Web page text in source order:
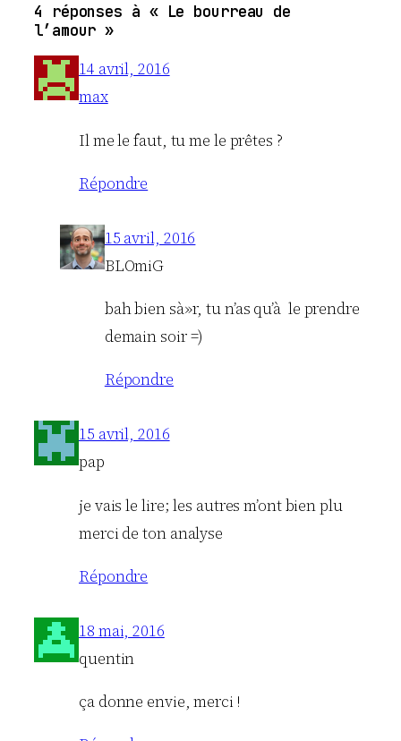
4 réponses à « Le bourreau de
l’amour »
14 avril, 2016
max
Il me le faut, tu me le prêtes ?
Répondre
15 avril, 2016
BLOmiG
bah bien sà»r, tu n’as qu’à le prendre
demain soir =)
Répondre
15 avril, 2016
pap
je vais le lire; les autres m’ont bien plu
merci de ton analyse
Répondre
18 mai, 2016
quentin
ça donne envie, merci !